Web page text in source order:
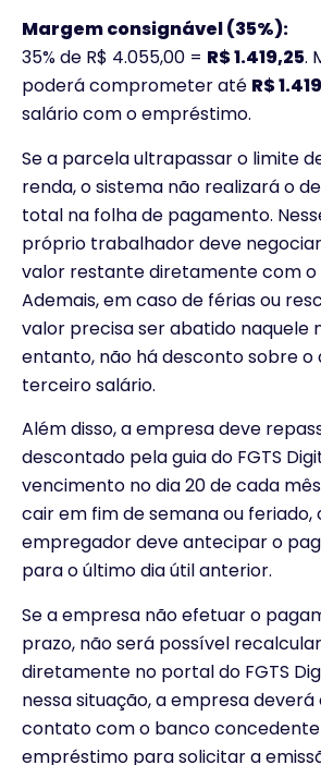
Margem consignável (35%):
35% de R$ 4.055,00 = R$ 1.419,25.
poderá comprometer até R$
salário com o empréstimo.
Se a parcela ultrapassar o limite
renda, o sistema não realizará o
total na folha de pagamento.
próprio trabalhador deve
valor restante diretamente com o
Ademais, em caso de férias ou
valor precisa ser abatido naquele
entanto, não há desconto sobre o
terceiro salário.
Além disso, a empresa deve
descontado pela guia do FGTS
vencimento no dia 20 de cada
cair em fim de semana ou feriado,
empregador deve antecipar o
para o último dia útil anterior.
Se a empresa não efetuar o
prazo, não será possível
diretamente no portal do FGTS
nessa situação, a empresa
contato com o banco
empréstimo para solicitar a